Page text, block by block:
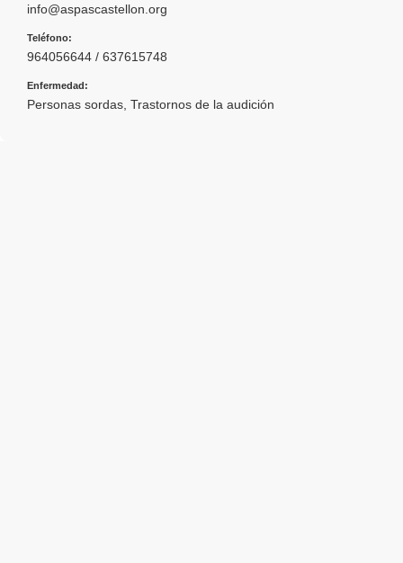
info@aspascastellon.org
Teléfono:
964056644 / 637615748
Enfermedad:
Personas sordas Trastornos de la audición